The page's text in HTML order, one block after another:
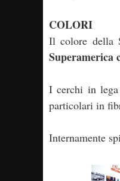
COLORI
Il colore della
Superamerica
I cerchi in
particolari in
Internamente